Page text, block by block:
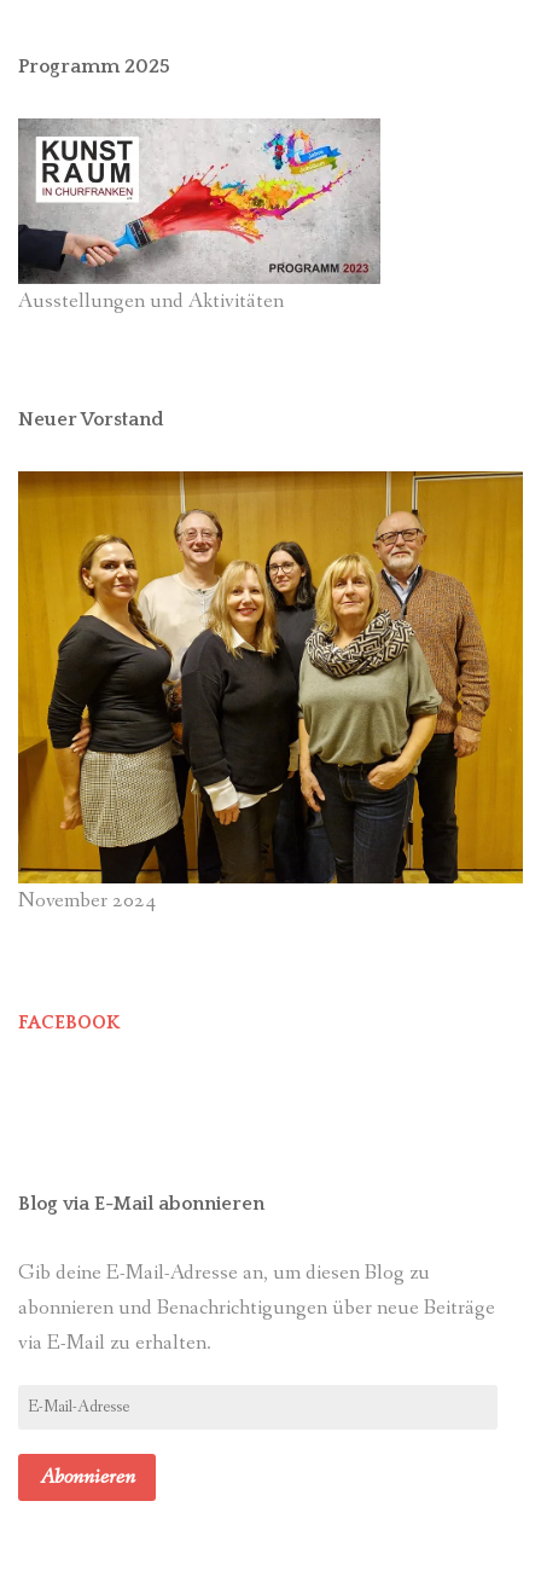
Programm 2025
Ausstellungen und Aktivitäten
Neuer Vorstand
November 2024
FACEBOOK
Blog via E-Mail abonnieren
Gib deine E-Mail-Adresse an, um diesen Blog zu
abonnieren und Benachrichtigungen über neue Beiträge
via E-Mail zu erhalten.
E-
Abonnieren